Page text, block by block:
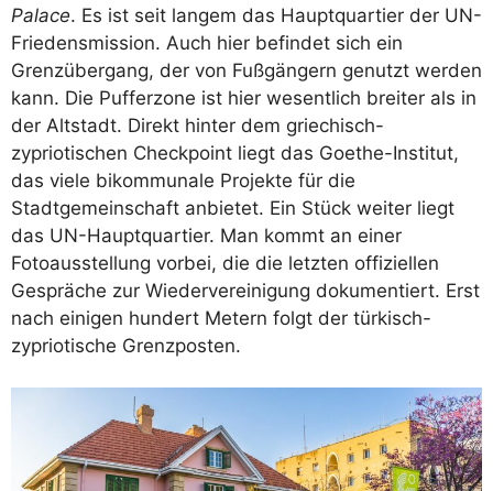
Palace. Es ist seit langem das Hauptquartier der UN-
Friedensmission. Auch hier befindet sich ein
Grenzübergang, der von Fußgängern genutzt werden
kann. Die Pufferzone ist hier wesentlich breiter als in
der Altstadt. Direkt hinter dem griechisch-
zypriotischen Checkpoint liegt das Goethe-Institut,
das viele bikommunale Projekte für die
Stadtgemeinschaft anbietet. Ein Stück weiter liegt
das UN-Hauptquartier. Man kommt an einer
Fotoausstellung vorbei, die die letzten offiziellen
Gespräche zur Wiedervereinigung dokumentiert. Erst
nach einigen hundert Metern folgt der türkisch-
zypriotische Grenzposten.